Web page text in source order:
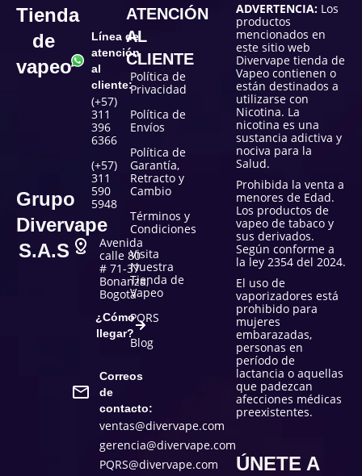
Tienda
de
vapeo
Grupo
Divervape
S.A.S
Línea de
atención
al
cliente:
(+57)
311
396
6366
(+57)
311
590
5948
Avenida
calle 80
# 71-37
Bonanza,
Bogotá
¿Cómo
llegar?
Correos
de
contacto:
ventas@divervape.com
gerencia@divervape.com
PQRS@divervape.com
ATENCIÓN
AL
CLIENTE
Política de
Privacidad
Política de
Envíos
Política de
Garantía,
Retracto y
Cambio
Términos y
Condiciones
Visita
Nuestra
Tienda de
Vapeo
PQRS
Blog
ADVERTENCIA: Los
productos
mencionados en
este sitio web
Divervape tienda de
Vapeo contienen o
están destinados a
utilizarse con
Nicotina. La
nicotina es una
sustancia adictiva y
nociva para la
Salud.
Prohibida la venta a
menores de Edad.
Los productos de
vapeo de tabaco y
sus derivados.
Según conforme a
la ley 2354 del 2024.
El uso de
vaporizadores está
prohibido para
mujeres
embarazadas,
personas en
período de
lactancia o aquellas
que padezcan
afecciones médicas
preexistentes.
ÚNETE A